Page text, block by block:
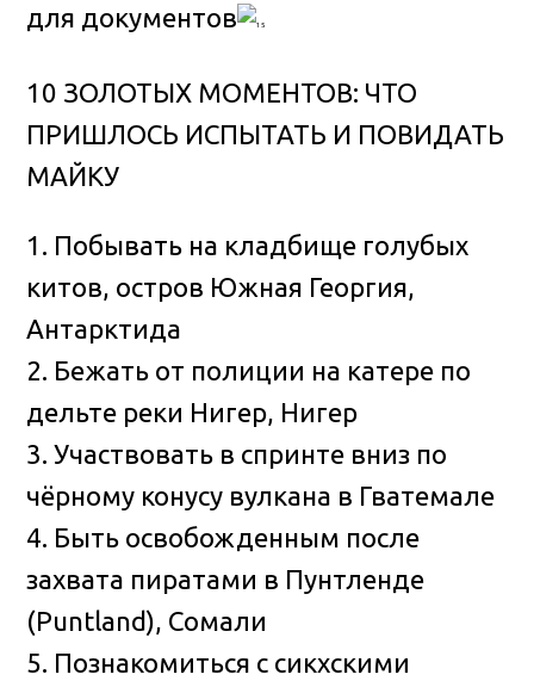
для документов
10 ЗОЛОТЫХ МОМЕНТОВ: ЧТО
ПРИШЛОСЬ ИСПЫТАТЬ И ПОВИДАТЬ
МАЙКУ
1. Побывать на кладбище голубых
китов, остров Южная Георгия,
Антарктида
2. Бежать от полиции на катере по
дельте реки Нигер, Нигер
3. Участвовать в спринте вниз по
чёрному конусу вулкана в Гватемале
4. Быть освобожденным после
захвата пиратами в Пунтленде
(Puntland), Сомали
5. Познакомиться с сикхскими